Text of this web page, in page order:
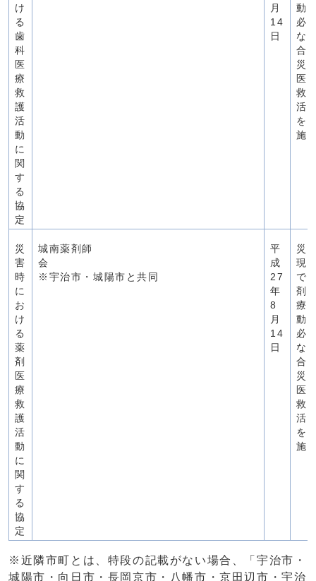
け
る
歯
科
医
療
救
護
活
動
に
関
す
る
協
定
月
14
日
動
必
な
合
災
医
救
活
を
施
災
害
時
に
お
け
る
薬
剤
医
療
救
護
活
動
に
関
す
る
協
定
城南薬剤師
会
※宇治市・城陽市と共同
平
成
27
年
8
月
14
日
災
現
で
剤
療
動
必
な
合
災
医
救
活
を
施
※近隣市町とは、特段の記載がない場合、「宇治市・
城陽市・向日市・長岡京市・八幡市・京田辺市・宇治